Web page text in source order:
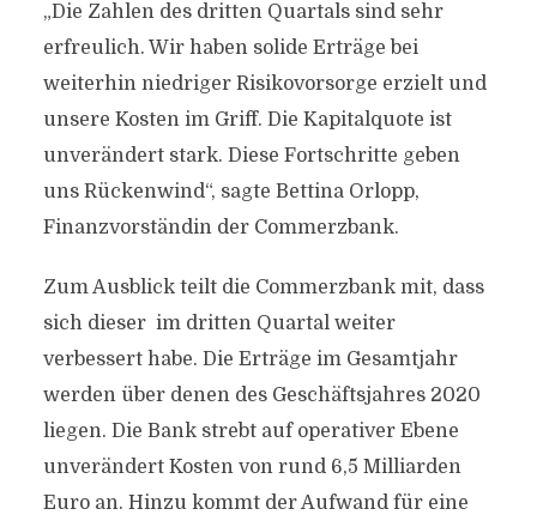
„Die Zahlen des dritten Quartals sind sehr
erfreulich. Wir haben solide Erträge bei
weiterhin niedriger Risikovorsorge erzielt und
unsere Kosten im Griff. Die Kapitalquote ist
unverändert stark. Diese Fortschritte geben
uns Rückenwind“, sagte Bettina Orlopp,
Finanzvorständin der Commerzbank.
Zum Ausblick teilt die Commerzbank mit, dass
sich dieser im dritten Quartal weiter
verbessert habe. Die Erträge im Gesamtjahr
werden über denen des Geschäftsjahres 2020
liegen. Die Bank strebt auf operativer Ebene
unverändert Kosten von rund 6,5 Milliarden
Euro an. Hinzu kommt der Aufwand für eine